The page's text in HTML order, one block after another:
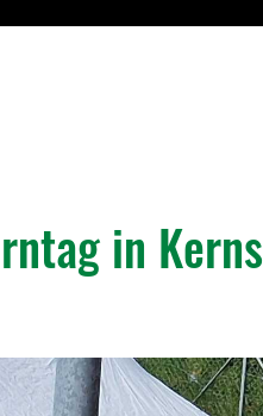
in Kerns